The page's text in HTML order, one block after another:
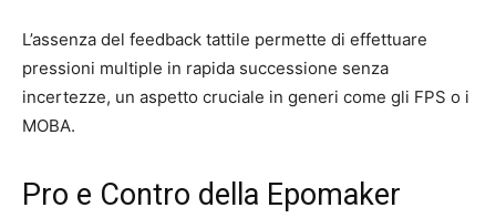
L’assenza del feedback tattile permette di effettuare
pressioni multiple in rapida successione senza
incertezze, un aspetto cruciale in generi come gli FPS o i
MOBA.
Pro e Contro della Epomaker